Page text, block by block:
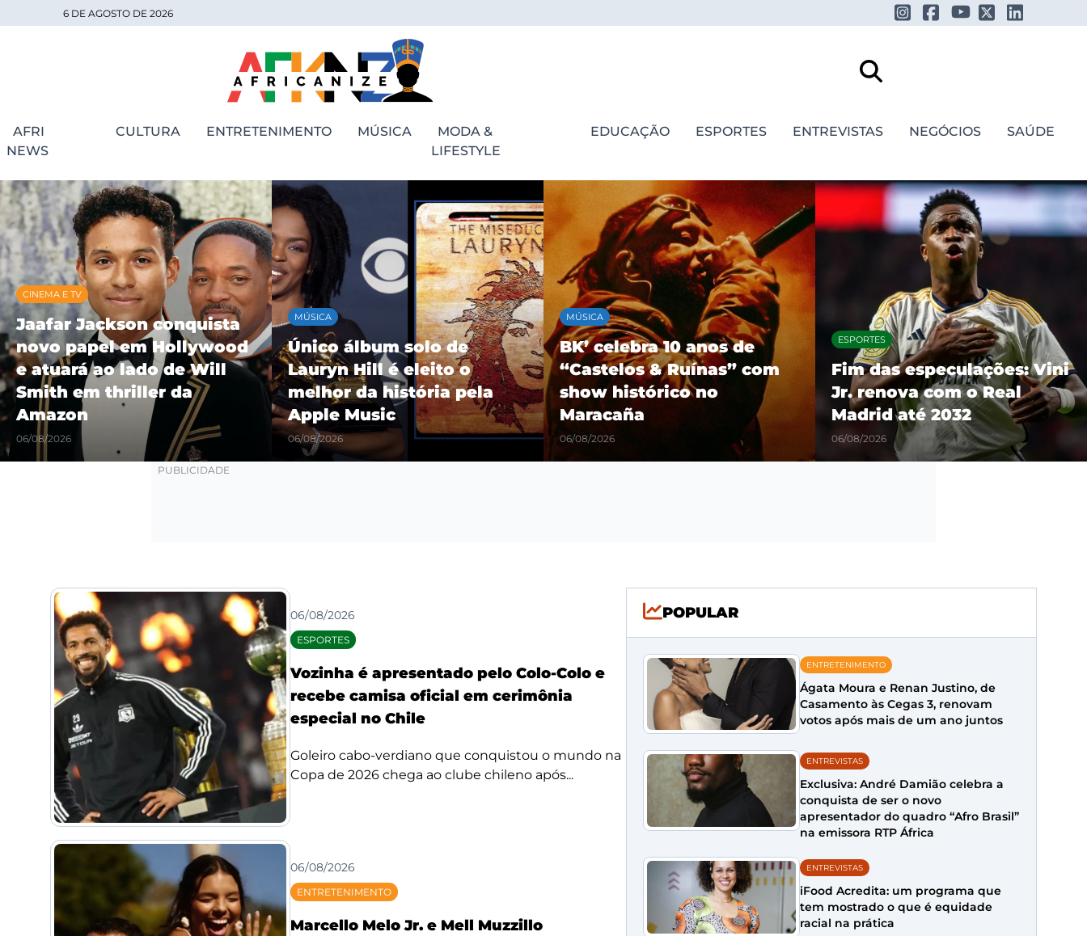
6 DE AGOSTO DE 2026
AFRI
NEWS
CULTURA ENTRETENIMENTO MÚSICA
MODA &
LIFESTYLE
EDUCAÇÃO ESPORTES ENTREVISTAS NEGÓCIOS SAÚDE
MÚSICA
Único álbum solo de
Lauryn Hill é eleito o
melhor da história pela
Apple Music
06/08/2026
MÚSICA
BK’ celebra 10 anos de
“Castelos & Ruínas” com
show histórico no
Maracaña
06/08/2026
ESPORTES
Fim das especulações: Vini
Jr. renova com o Real
Madrid até 2032
06/08/2026
FESTIVAIS E SHOWS
Daniel Caesar anuncia
show em São Paulo como
parte da turnê mundial
‘Son of Spergy’
05/08/2026
06/08/2026
ESPORTES
Vozinha é apresentado pelo Colo-Colo e
recebe camisa oficial em cerimônia
especial no Chile
Goleiro cabo-verdiano que conquistou o mundo na
Copa de 2026 chega ao clube chileno após...
06/08/2026
ENTRETENIMENTO
Marcello Melo Jr. e Mell Muzzillo
POPULAR
ENTRETENIMENTO
Ágata Moura e Renan Justino, de
Casamento às Cegas 3, renovam
votos após mais de um ano juntos
ENTREVISTAS
Exclusiva: André Damião celebra a
conquista de ser o novo
apresentador do quadro “Afro Brasil”
na emissora RTP África
ENTREVISTAS
iFood Acredita: um programa que
tem mostrado o que é equidade
racial na prática